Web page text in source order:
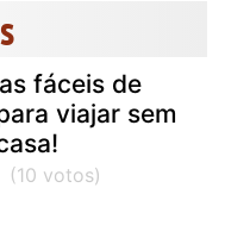
fáceis de
viajar sem